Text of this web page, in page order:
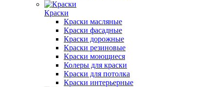
Краски
Краски масляные
Краски фасадные
Краски дорожные
Краски резиновые
Краски моющиеся
Колеры для краски
Краски для потолка
Краски интерьерные